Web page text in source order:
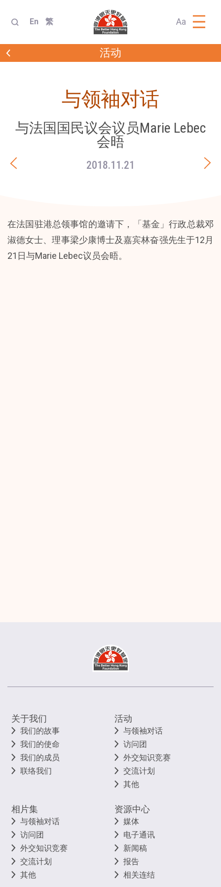
En 繁 Aa
活动
与领袖对话
与法国国民议会议员Marie Lebec
会晤
2018.11.21
在法国驻港总领事馆的邀请下，「基金」行政总裁邓
淑德女士、理事梁少康博士及嘉宾林奋强先生于12月
21日与Marie Lebec议员会晤。
关于我们
我们的故事
我们的使命
我们的成员
联络我们
活动
与领袖对话
访问团
外交知识竞赛
交流计划
其他
相片集
与领袖对话
访问团
外交知识竞赛
交流计划
其他
资源中心
媒体
电子通讯
新闻稿
报告
相关连结